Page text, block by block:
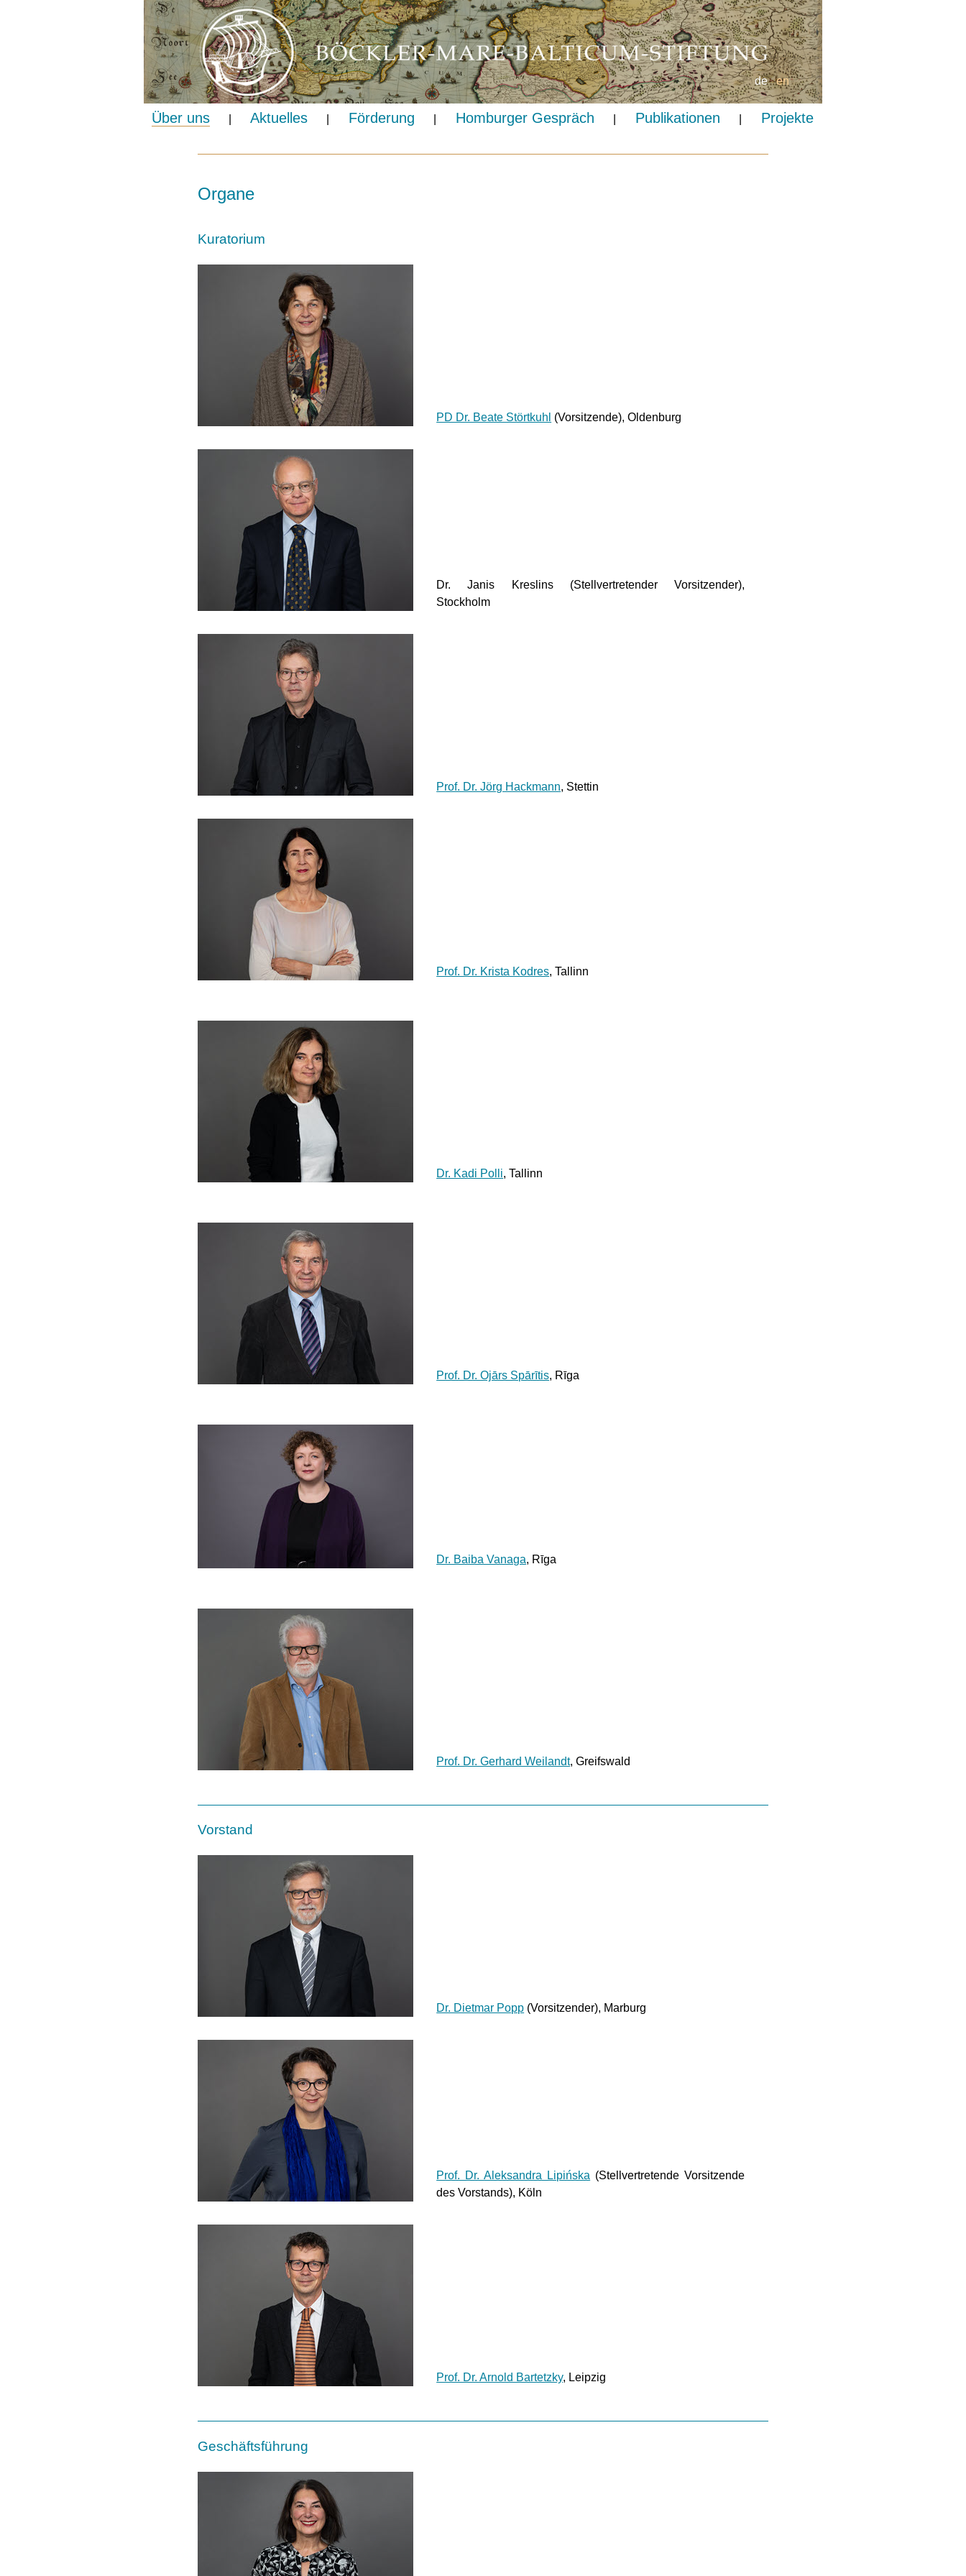
de en
Über uns Aktuelles Förderung Homburger Gespräch Publikationen Projekte
Organe
Kuratorium
PD Dr. Beate Störtkuhl (Vorsitzende), Oldenburg
Dr. Janis Kreslins (Stellvertretender Vorsitzender),
Stockholm
Prof. Dr. Jörg Hackmann, Stettin
Prof. Dr. Krista Kodres, Tallinn
Dr. Kadi Polli, Tallinn
Prof. Dr. Ojārs Spārītis, Rīga
Dr. Baiba Vanaga, Rīga
Prof. Dr. Gerhard Weilandt, Greifswald
Vorstand
Dr. Dietmar Popp (Vorsitzender), Marburg
Prof. Dr. Aleksandra Lipińska (Stellvertretende Vorsitzende
des Vorstands), Köln
Prof. Dr. Arnold Bartetzky, Leipzig
Geschäftsführung